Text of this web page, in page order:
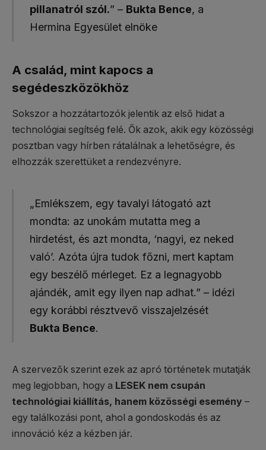
pillanatról szól.” – Bukta Bence, a
Hermina Egyesület elnöke
A család, mint kapocs a
segédeszközökhöz
Sokszor a hozzátartozók jelentik az első hidat a
technológiai segítség felé. Ők azok, akik egy közösségi
posztban vagy hírben rátalálnak a lehetőségre, és
elhozzák szerettüket a rendezvényre.
„Emlékszem, egy tavalyi látogató azt
mondta: az unokám mutatta meg a
hirdetést, és azt mondta, ‘nagyi, ez neked
való’. Azóta újra tudok főzni, mert kaptam
egy beszélő mérleget. Ez a legnagyobb
ajándék, amit egy ilyen nap adhat.” – idézi
egy korábbi résztvevő visszajelzését
Bukta Bence.
A szervezők szerint ezek az apró történetek mutatják
meg legjobban, hogy a LESEK nem csupán
technológiai kiállítás, hanem közösségi esemény –
egy találkozási pont, ahol a gondoskodás és az
innováció kéz a kézben jár.